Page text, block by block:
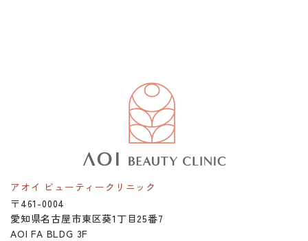
アオイ ビューティークリニック
〒461-0004
愛知県名古屋市東区葵1丁目25番7
AOI FA BLDG 3F